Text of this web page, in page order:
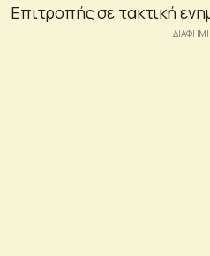
Επιτροπής σε τακτική